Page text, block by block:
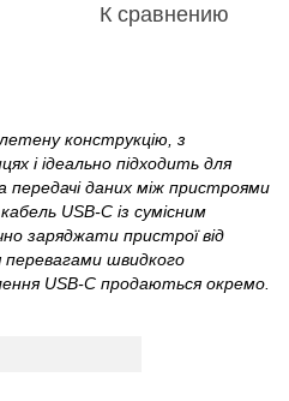
К сравнению
конструкцію, з
і ідеально підходить для
передачі даних між пристроями
USB-C із сумісним
заряджати пристрої від
швидкого
USB-C продаються окремо.